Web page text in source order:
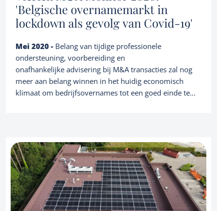
'Belgische overnamemarkt in
lockdown als gevolg van Covid-19'
Mei 2020 - Belang van tijdige professionele
ondersteuning, voorbereiding en
onafhankelijke advisering bij M&A transacties zal nog
meer aan belang winnen in het huidig economisch
klimaat om bedrijfsovernames tot een goed einde te